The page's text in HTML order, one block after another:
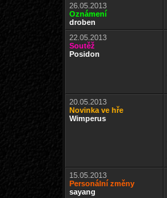
26.05.2013
Oznámení
droben
22.05.2013
Soutěž
Posidon
20.05.2013
Novinka ve hře
Wimperus
15.05.2013
Personální změny
sayang